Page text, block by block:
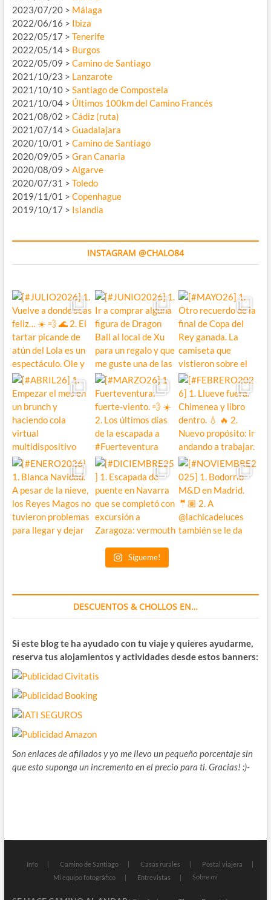
2023/07/20 > Málaga
2022/06/16 > Ibiza
2022/05/17 > Tenerife
2022/05/14 > Burgos
2022/05/09 > Camino de Santiago
2021/10/23 > Lanzarote
2021/10/10 > Santiago de Compostela
2021/10/04 > Últimos 100km del Camino Francés
2021/08/02 > Cádiz (ruta)
2021/07/14 > Guadalajara
2020/10/01 > Camino de Santiago
2020/09/05 > Gran Canaria
2020/08/09 > Algarve
2020/07/31 > Toledo
2019/11/01 > Copenhague
2019/10/17 > Islandia
INSTAGRAM @CHALO84
Sígueme!
DESCUENTOS & CHOLLOS EN…
Si este blog te ha ayudado con tu viaje y quieres ayudarme,
reserva tus alojamientos y actividades desde estos banners:
Son enlaces de afiliados y yo me llevo un pequeño porcentaje sin
que esto suponga un incremento en el precio para ti. Gracias! :)-
Info Camino de Santiago Casas rurales
Postal viajera
Mi equipo fotográfico
Entrevistas Sobre mí